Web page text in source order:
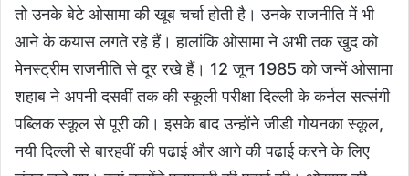
तो उनके बेटे ओसामा की खूब चर्चा होती है। उनके राजनीति में भी
आने के कयास लगते रहे हैं। हालांकि ओसामा ने अभी तक खुद को
मेनस्ट्रीम राजनीति से दूर रखे हैं। 12 जून 1985 को जन्में ओसामा
शहाब ने अपनी दसवीं तक की स्कूली परीक्षा दिल्ली के कर्नल सत्संगी
पब्लिक स्कूल से पूरी की। इसके बाद उन्होंने जीडी गोयनका स्कूल,
नयी दिल्ली से बारहवीं की पढाई और आगे की पढाई करने के लिए